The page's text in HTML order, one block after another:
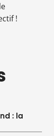
!
: la